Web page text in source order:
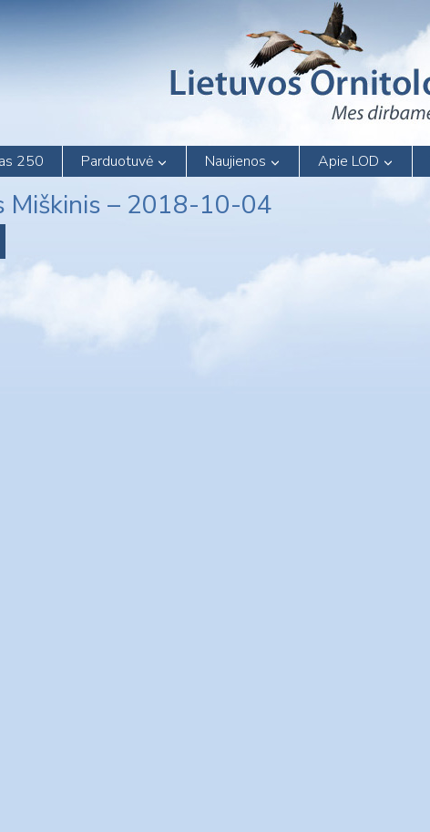
250 Parduotuvė Naujienos Apie LOD
Miškinis – 2018-10-04